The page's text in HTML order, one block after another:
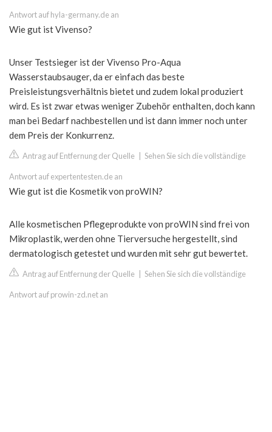
Antwort auf hyla-germany.de an
Wie gut ist Vivenso?
Unser Testsieger ist der Vivenso Pro-Aqua
Wasserstaubsauger, da er einfach das beste
Preisleistungsverhältnis bietet und zudem lokal produziert
wird. Es ist zwar etwas weniger Zubehör enthalten, doch kann
man bei Bedarf nachbestellen und ist dann immer noch unter
dem Preis der Konkurrenz.
Antrag auf Entfernung der Quelle Sehen Sie sich die vollständige
Antwort auf expertentesten.de an
Wie gut ist die Kosmetik von proWIN?
Alle kosmetischen Pflegeprodukte von proWIN sind frei von
Mikroplastik, werden ohne Tierversuche hergestellt, sind
dermatologisch getestet und wurden mit sehr gut bewertet.
Antrag auf Entfernung der Quelle Sehen Sie sich die vollständige
Antwort auf prowin-zd.net an